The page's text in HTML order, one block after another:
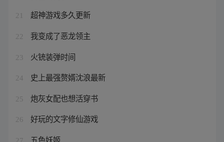
21 超神游戏多久更新
22 我变成了恶龙领主
23 火铳装弹时间
24 史上最强赘婿沈浪最新
25 炮灰女配也想活穿书
26 好玩的文字修仙游戏
27 五色妖姬